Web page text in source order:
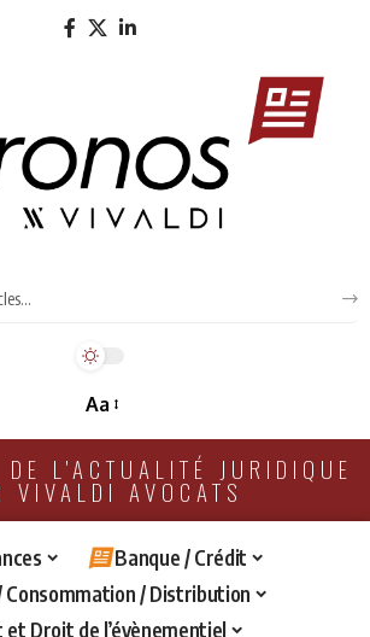
Aa
DE L'ACTUALITÉ JURIDIQUE
VIVALDI AVOCATS
Banque / Crédit
Consommation / Distribution
Droit de l’évènementiel